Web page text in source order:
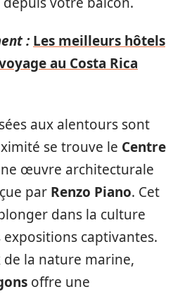
: Les meilleurs hôtels
au Costa Rica
aux alentours sont
se trouve le Centre
œuvre architecturale
par Renzo Piano. Cet
dans la culture
expositions captivantes.
la nature marine,
offre une